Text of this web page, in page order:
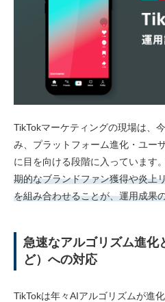
TikTokマーケティングの現場は、
み、プラットフォーム進化・ユー
に目を向ける段階に入っています
期的なブランドファン獲得や炎上
を組み合わせることが、運用成果
急速なアルゴリズム進化
ど）への対応
TikTokは年々AIアルゴリズムが進